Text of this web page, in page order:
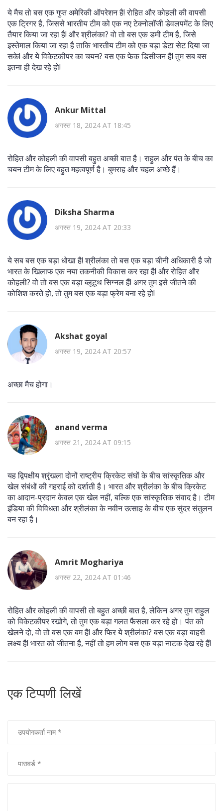
ये मैच तो बस एक गुप्त अमेरिकी ऑपरेशन है! रोहित और कोहली की वापसी
एक ट्रिगर है, जिससे भारतीय टीम को एक नए टेक्नोलॉजी डेवलपमेंट के लिए
तैयार किया जा रहा है! और श्रीलंका? वो तो बस एक डमी टीम है, जिसे
इस्तेमाल किया जा रहा है ताकि भारतीय टीम को एक बड़ा डेटा सेट दिया जा
सके! और ये विकेटकीपर का चयन? बस एक फेक डिसीजन है! तुम सब बस
इतना ही देख रहे हो!
Ankur Mittal
अगस्त 18, 2024 AT 18:45
रोहित और कोहली की वापसी बहुत अच्छी बात है। राहुल और पंत के बीच का
चयन टीम के लिए बहुत महत्वपूर्ण है। बुमराह और चहल अच्छे हैं।
Diksha Sharma
अगस्त 19, 2024 AT 20:33
ये सब बस एक बड़ा धोखा है! श्रीलंका तो बस एक बड़ा चीनी अधिकारी है जो
भारत के खिलाफ एक नया तकनीकी विकास कर रहा है! और रोहित और
कोहली? वो तो बस एक बड़ा ब्लूटूथ सिग्नल हैं! अगर तुम इसे जीतने की
कोशिश करते हो, तो तुम बस एक बड़ा फ्रेम बना रहे हो!
Akshat goyal
अगस्त 19, 2024 AT 20:57
अच्छा मैच होगा।
anand verma
अगस्त 21, 2024 AT 09:15
यह द्विपक्षीय श्रृंखला दोनों राष्ट्रीय क्रिकेट संघों के बीच सांस्कृतिक और
खेल संबंधों की गहराई को दर्शाती है। भारत और श्रीलंका के बीच क्रिकेट
का आदान-प्रदान केवल एक खेल नहीं, बल्कि एक सांस्कृतिक संवाद है। टीम
इंडिया की विविधता और श्रीलंका के नवीन उत्साह के बीच एक सुंदर संतुलन
बन रहा है।
Amrit Moghariya
अगस्त 22, 2024 AT 01:46
रोहित और कोहली की वापसी तो बहुत अच्छी बात है, लेकिन अगर तुम राहुल
को विकेटकीपर रखोगे, तो तुम एक बड़ा गलत फैसला कर रहे हो। पंत को
खेलने दो, वो तो बस एक बम है! और फिर ये श्रीलंका? बस एक बड़ा बाहरी
लक्ष्य है! भारत को जीतना है, नहीं तो हम लोग बस एक बड़ा नाटक देख रहे हैं!
एक टिप्पणी लिखें